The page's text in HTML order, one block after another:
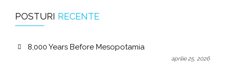
POSTURI RECENTE
8,000 Years Before Mesopotamia
aprilie 25, 2026